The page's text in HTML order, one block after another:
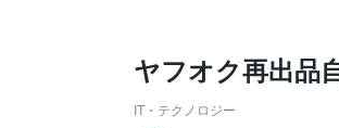
ヤフオク再出品
IT・テクノロジー